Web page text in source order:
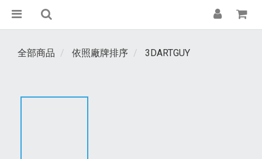
全部商品 依照廠牌排序 3DARTGUY